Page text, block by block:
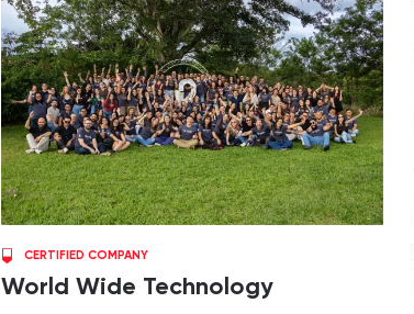
CERTIFIED COMPANY
World Wide Technology